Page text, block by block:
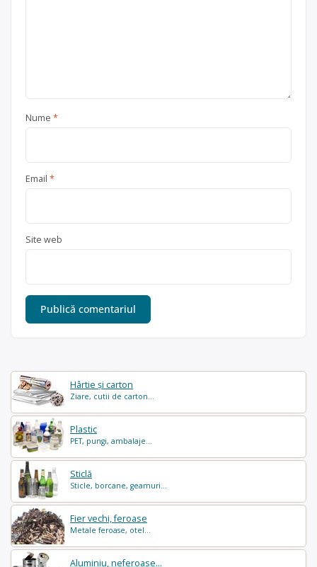
Hârtie și carton
Ziare, cutii de carton...
Plastic
PET, pungi, ambalaje...
Sticlă
Sticle, borcane, geamuri...
Fier vechi, feroase
Metale feroase, otel...
Aluminiu, neferoase...
Nume *
Email *
Site web